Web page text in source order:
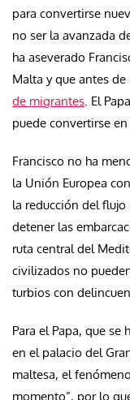
para convertirse
no ser la avanzada
ha aseverado
Malta y que antes
de migrantes . El
puede convertirse
Francisco no ha
la Unión Europea
la reducción del
detener las
ruta central del
civilizados no
turbios con
Para el Papa, que
en el palacio del
maltesa, el
momento”, por lo